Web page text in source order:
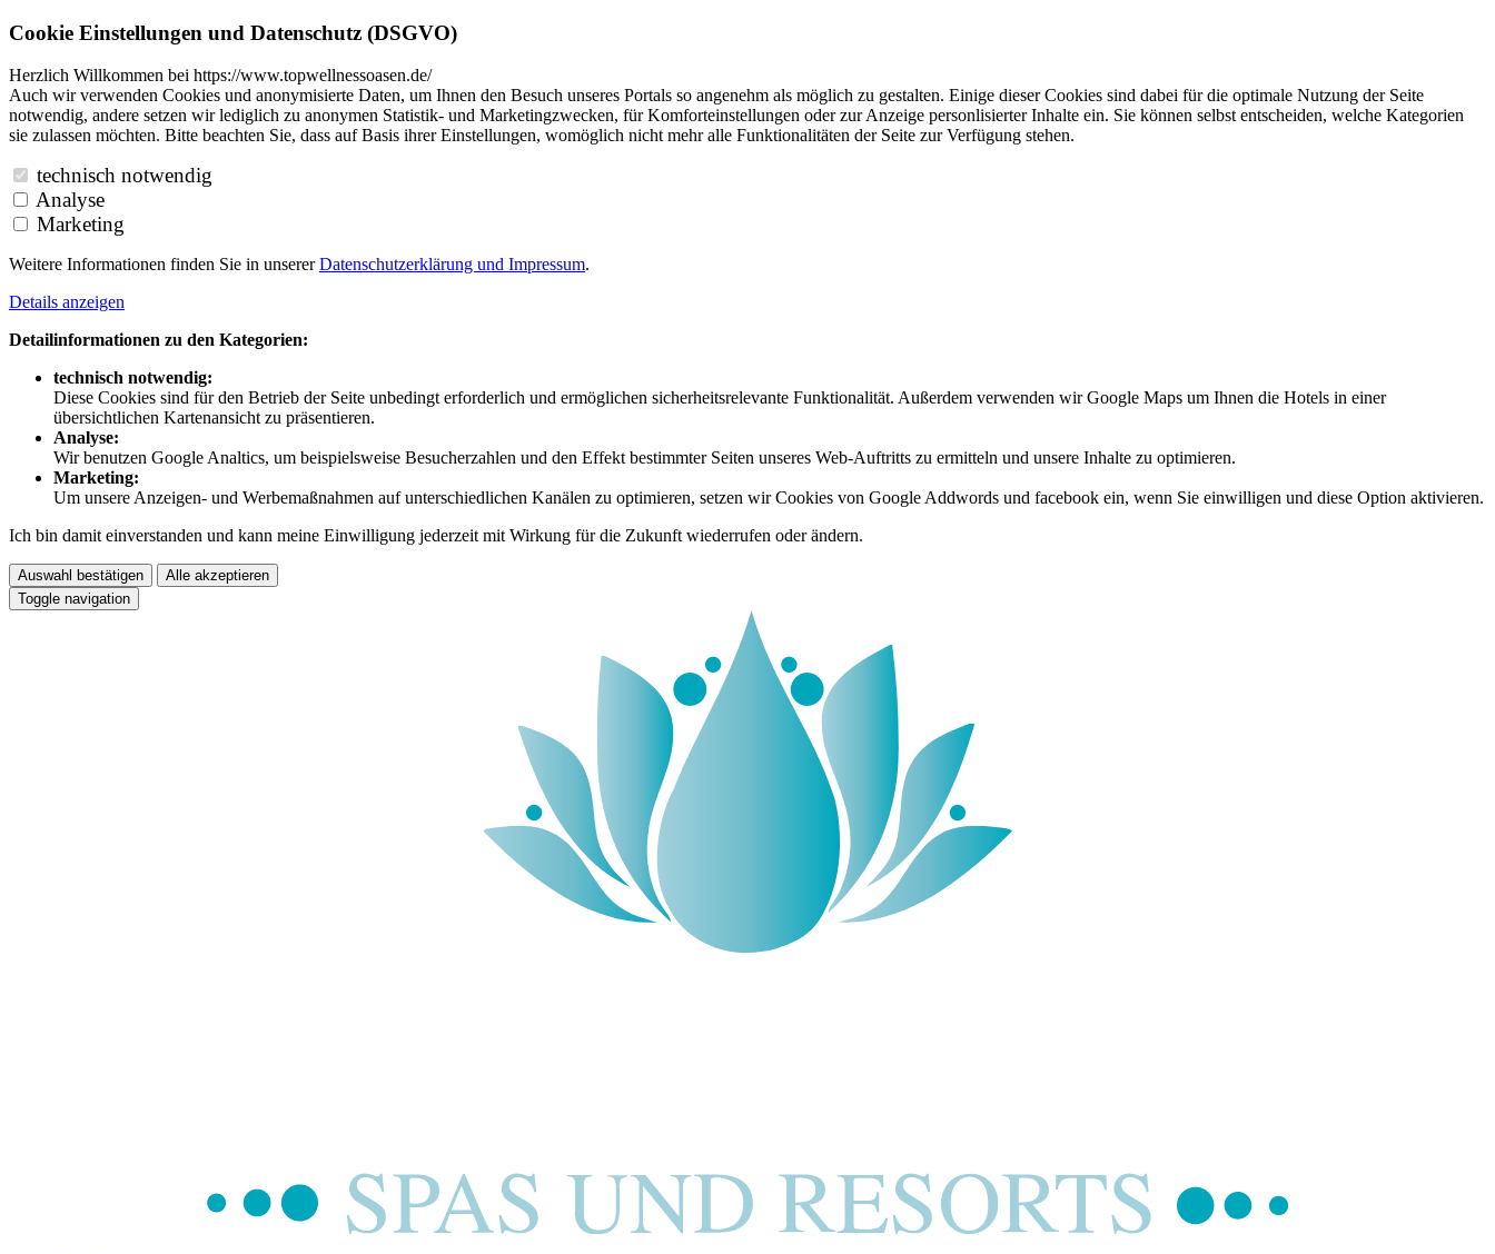
Cookie Einstellungen und Datenschutz (DSGVO)
Herzlich Willkommen bei https://www.topwellnessoasen.de/
Auch wir verwenden Cookies und anonymisierte Daten, um Ihnen den Besuch unseres Portals so angenehm als möglich zu gestalten. Einige dieser Cookies sind dabei für die optimale Nutzung der Seite
notwendig, andere setzen wir lediglich zu anonymen Statistik- und Marketingzwecken, für Komforteinstellungen oder zur Anzeige personlisierter Inhalte ein. Sie können selbst entscheiden, welche Kategorien
sie zulassen möchten. Bitte beachten Sie, dass auf Basis ihrer Einstellungen, womöglich nicht mehr alle Funktionalitäten der Seite zur Verfügung stehen.
technisch notwendig
Analyse
Marketing
Weitere Informationen finden Sie in unsererDatenschutzerklärung und Impressum.
Details anzeigen
Detailinformationen zu den Kategorien:
technisch notwendig:
Diese Cookies sind für den Betrieb der Seite unbedingt erforderlich und ermöglichen sicherheitsrelevante Funktionalität. Außerdem verwenden wir Google Maps um Ihnen die Hotels in einer
übersichtlichen Kartenansicht zu präsentieren.
Analyse:
Wir benutzen Google Analtics, um beispielsweise Besucherzahlen und den Effekt bestimmter Seiten unseres Web-Auftritts zu ermitteln und unsere Inhalte zu optimieren.
Marketing:
Um unsere Anzeigen- und Werbemaßnahmen auf unterschiedlichen Kanälen zu optimieren, setzen wir Cookies von Google Addwords und facebook ein, wenn Sie einwilligen und diese Option aktivieren.
Ich bin damit einverstanden und kann meine Einwilligung jederzeit mit Wirkung für die Zukunft wiederrufen oder ändern.
Auswahl bestätigen
Alle akzeptieren
Toggle navigation